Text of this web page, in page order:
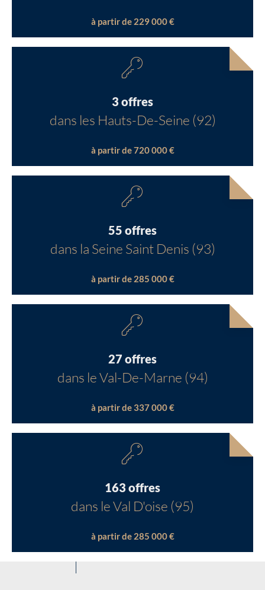
à partir de 229 000 €
3 offres
dans les Hauts-De-Seine (92)
à partir de 720 000 €
55 offres
dans la Seine Saint Denis (93)
à partir de 285 000 €
27 offres
dans le Val-De-Marne (94)
à partir de 337 000 €
163 offres
dans le Val D'oise (95)
à partir de 285 000 €